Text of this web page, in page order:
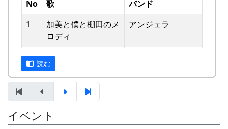
ンドメンバーで分けて持って帰ろうとしてたら、
他のバンドに目茶苦茶うらやましがられたのを覚
えています。
しばらくメンバーのお家では、おいしい“たまご
かけごはん”や“卵料理”を味わうことができ、「音
楽やっててよかったなあ」と思った瞬間でした
～。 (ポン四郎）
棚田のイネに
No 歌
バンド
1
加美と僕と棚⽥のメ
ロディ
アンジェラ
2 歌おうみんなで
ワンス・アンド・フ
ォーエバー
4 僕の中のふるさと
H CORPORATION
読む
イベント